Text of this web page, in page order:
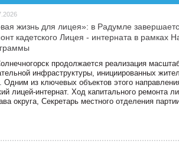
жизнь для лицея»: в Радумле
кадетского Лицея - интерната в рамках
продолжается реализация
инфраструктуры, инициированных
из ключевых объектов этого
лицей-интернат. Ход капитального ремонта
округа, Секретарь местного отделения